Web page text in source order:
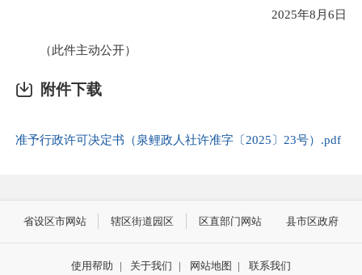
2025年8月6日
（此件主动公开）
附件下载
准予行政许可决定书（泉鲤政人社许准字〔2025〕23号）.pdf
省设区市网站 辖区街道园区 区直部门网站 县市区政府
使用帮助 | 关于我们 | 网站地图 | 联系我们